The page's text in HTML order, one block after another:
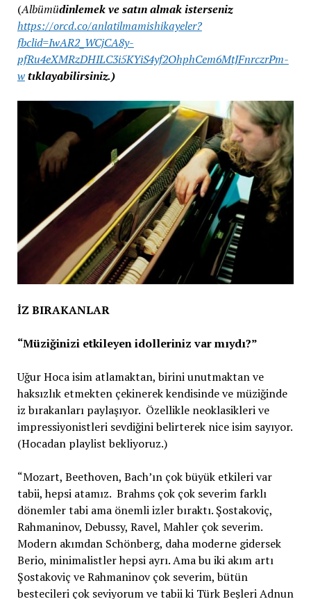
(Albümüdinlemek ve satın almak isterseniz
https://orcd.co/anlatilmamishikayeler?
fbclid=IwAR2_WCjCA8y-
pfRu4eXMRzDHILC3i5KYiS4yf2OhphCem6MtJFnrczrPm-
wtıklayabilirsiniz.)
İZ BIRAKANLAR
“Müziğinizi etkileyen idolleriniz var mıydı?”
Uğur Hoca isim atlamaktan, birini unutmaktan ve
haksızlık etmekten çekinerek kendisinde ve müziğinde
iz bırakanları paylaşıyor. Özellikle neoklasikleri ve
impressiyonistleri sevdiğini belirterek nice isim sayıyor.
(Hocadan playlist bekliyoruz.)
“Mozart, Beethoven, Bach’ın çok büyük etkileri var
tabii, hepsi atamız. Brahms çok çok severim farklı
dönemler tabi ama önemli izler bıraktı. Şostakoviç,
Rahmaninov, Debussy, Ravel, Mahler çok severim.
Modern akımdan Schönberg, daha moderne gidersek
Berio, minimalistler hepsi ayrı. Ama bu iki akım artı
Şostakoviç ve Rahmaninov çok severim, bütün
bestecileri çok seviyorum ve tabii ki Türk Beşleri Adnun